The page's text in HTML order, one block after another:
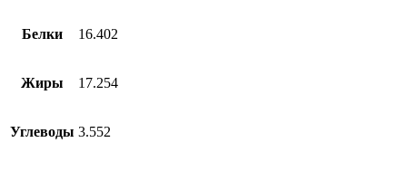
Белки 16.402
Жиры 17.254
Углеводы 3.552